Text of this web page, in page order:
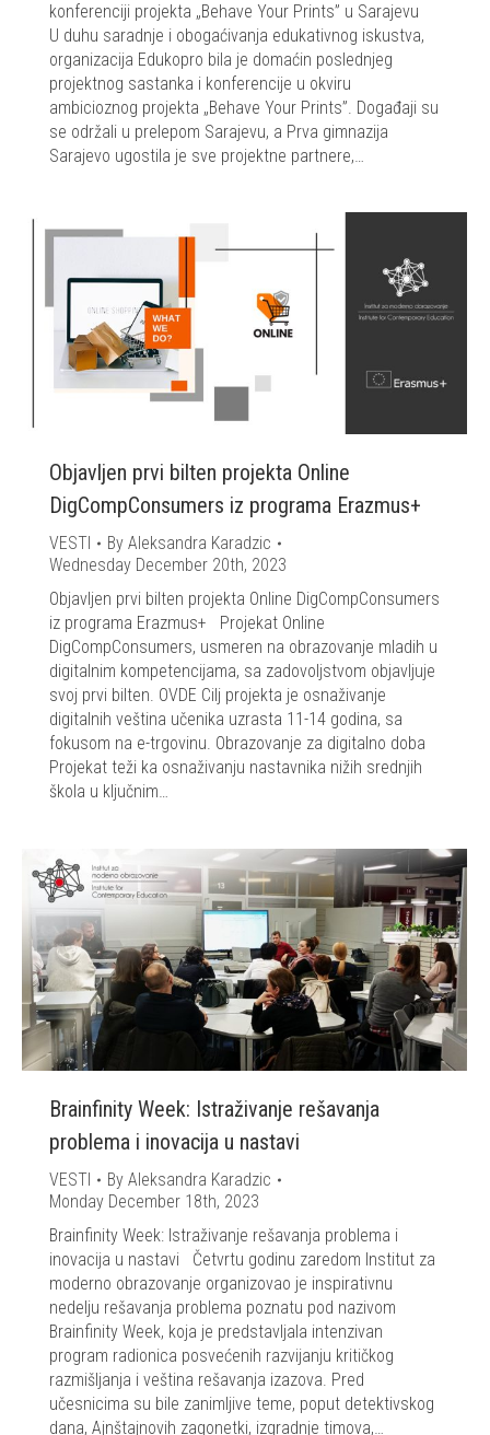
konferenciji projekta „Behave Your Prints” u Sarajevu
U duhu saradnje i obogaćivanja edukativnog iskustva,
organizacija Edukopro bila je domaćin poslednjeg
projektnog sastanka i konferencije u okviru
ambicioznog projekta „Behave Your Prints”. Događaji su
se održali u prelepom Sarajevu, a Prva gimnazija
Sarajevo ugostila je sve projektne partnere,…
Objavljen prvi bilten projekta Online
DigCompConsumers iz programa Erazmus+
VESTI By Aleksandra Karadzic
Wednesday December 20th, 2023
Objavljen prvi bilten projekta Online DigCompConsumers
iz programa Erazmus+ Projekat Online
DigCompConsumers, usmeren na obrazovanje mladih u
digitalnim kompetencijama, sa zadovoljstvom objavljuje
svoj prvi bilten. OVDE Cilj projekta je osnaživanje
digitalnih veština učenika uzrasta 11-14 godina, sa
fokusom na e-trgovinu. Obrazovanje za digitalno doba
Projekat teži ka osnaživanju nastavnika nižih srednjih
škola u ključnim…
Brainfinity Week: Istraživanje rešavanja
problema i inovacija u nastavi
VESTI By Aleksandra Karadzic
Monday December 18th, 2023
Brainfinity Week: Istraživanje rešavanja problema i
inovacija u nastavi Četvrtu godinu zaredom Institut za
moderno obrazovanje organizovao je inspirativnu
nedelju rešavanja problema poznatu pod nazivom
Brainfinity Week, koja je predstavljala intenzivan
program radionica posvećenih razvijanju kritičkog
razmišljanja i veština rešavanja izazova. Pred
učesnicima su bile zanimljive teme, poput detektivskog
dana, Ajnštajnovih zagonetki, izgradnje timova,…